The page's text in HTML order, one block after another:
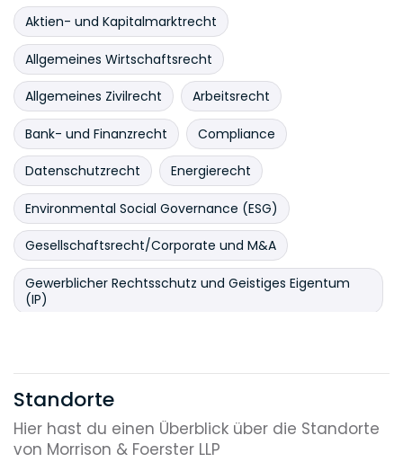
Aktien- und Kapitalmarktrecht
Allgemeines Wirtschaftsrecht
Allgemeines Zivilrecht Arbeitsrecht
Bank- und Finanzrecht Compliance
Datenschutzrecht Energierecht
Environmental Social Governance (ESG)
Gesellschaftsrecht/Corporate und M&A
Gewerblicher Rechtsschutz und Geistiges Eigentum
(IP)
Informationstechnologie (IT)
Insolvenzrecht und Restrukturierungen
Internationales Wirtschaftsrecht
Standorte
Hier hast du einen Überblick über die Standorte
von Morrison & Foerster LLP